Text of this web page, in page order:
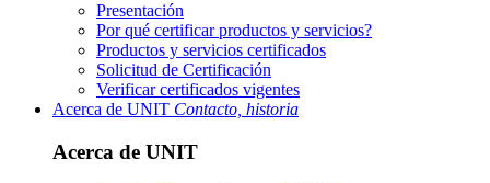
Presentación
Por qué certificar productos y servicios?
Productos y servicios certificados
Solicitud de Certificación
Verificar certificados vigentes
Acerca de UNIT Contacto, historia
Acerca de UNIT